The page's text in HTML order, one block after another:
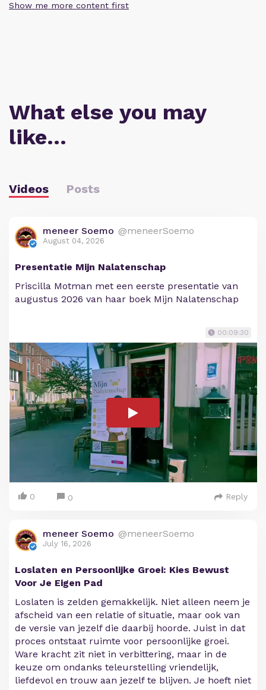
Show me more content first
What else you may
like…
Videos Posts
meneer Soemo @meneerSoemo
August 04, 2026
Presentatie Mijn Nalatenschap
Priscilla Motman met een eerste presentatie van
augustus 2026 van haar boek Mijn Nalatenschap
00:09:30
0 0 Reply
meneer Soemo @meneerSoemo
July 16, 2026
Loslaten en Persoonlijke Groei: Kies Bewust
Voor Je Eigen Pad
Loslaten is zelden gemakkelijk. Niet alleen neem je
afscheid van een relatie of situatie, maar ook van
de versie van jezelf die daarbij hoorde. Juist in dat
proces ontstaat ruimte voor persoonlijke groei.
Ware kracht zit niet in verbittering, maar in de
keuze om ondanks teleurstelling vriendelijk,
liefdevol en trouw aan jezelf te blijven. Je hoeft niet